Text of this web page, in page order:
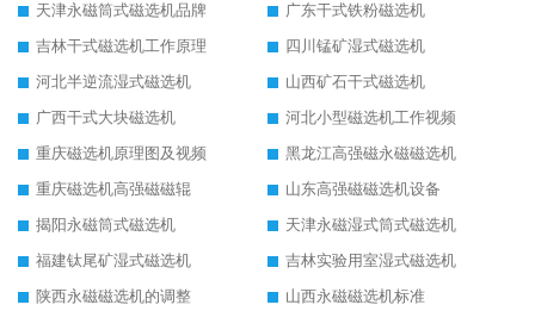
天津永磁筒式磁选机品牌
广东干式铁粉磁选机
吉林干式磁选机工作原理
四川锰矿湿式磁选机
河北半逆流湿式磁选机
山西矿石干式磁选机
广西干式大块磁选机
河北小型磁选机工作视频
重庆磁选机原理图及视频
黑龙江高强磁永磁磁选机
重庆磁选机高强磁磁辊
山东高强磁磁选机设备
揭阳永磁筒式磁选机
天津永磁湿式筒式磁选机
福建钛尾矿湿式磁选机
吉林实验用室湿式磁选机
陕西永磁磁选机的调整
山西永磁磁选机标准